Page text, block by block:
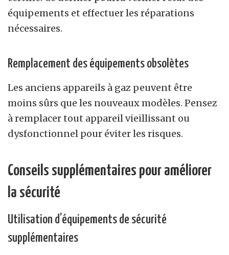
équipements et effectuer les réparations
nécessaires.
Remplacement des équipements obsolètes
Les anciens appareils à gaz peuvent être
moins sûrs que les nouveaux modèles. Pensez
à remplacer tout appareil vieillissant ou
dysfonctionnel pour éviter les risques.
Conseils supplémentaires pour améliorer
la sécurité
Utilisation d’équipements de sécurité
supplémentaires